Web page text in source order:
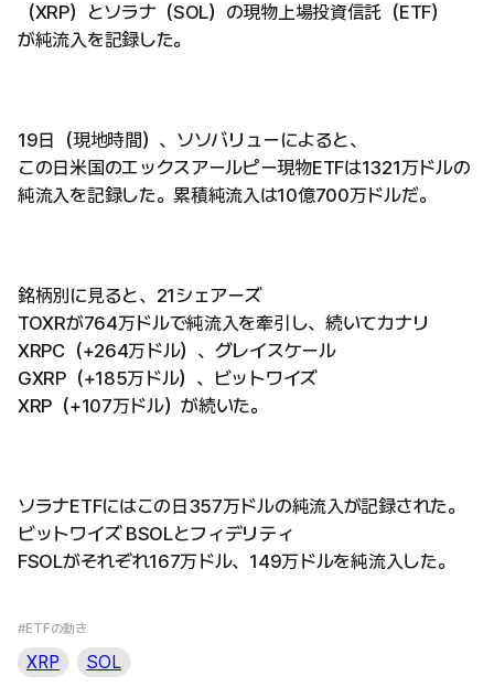
（XRP）とソラナ（SOL）の現物上場投資信託（ETF）
が純流入を記録した。
19日（現地時間）、ソソバリューによると、
この日米国のエックスアールピー現物ETFは1321万ドルの
純流入を記録した。累積純流入は10億700万ドルだ。
銘柄別に見ると、21シェアーズ
TOXRが764万ドルで純流入を牽引し、続いてカナリ
XRPC（+264万ドル）、グレイスケール
GXRP（+185万ドル）、ビットワイズ
XRP（+107万ドル）が続いた。
ソラナETFにはこの日357万ドルの純流入が記録された。
ビットワイズ BSOLとフィデリティ
FSOLがそれぞれ167万ドル、149万ドルを純流入した。
#ETFの動き
XRP SOL